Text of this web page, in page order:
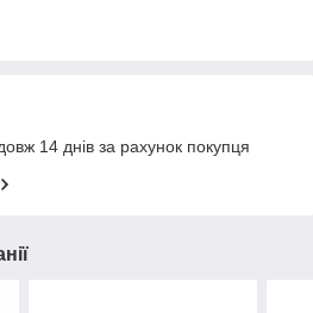
14 днів за рахунок покупця